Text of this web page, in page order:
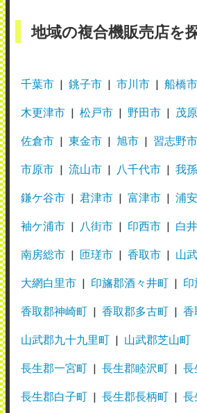
地域の複合機販売店を
千葉市 銚子市 市川市 船橋市
木更津市 松戸市 野田市 茂
佐倉市 東金市 旭市 習志野市
市原市 流山市 八千代市 我
鎌ケ谷市 君津市 富津市 浦
袖ケ浦市 八街市 印西市 白
南房総市 匝瑳市 香取市 山
大網白里市 印旛郡酒々井町 印
香取郡神崎町 香取郡多古町 香
山武郡九十九里町 山武郡芝山町
長生郡一宮町 長生郡睦沢町 長
長生郡白子町 長生郡長柄町 長